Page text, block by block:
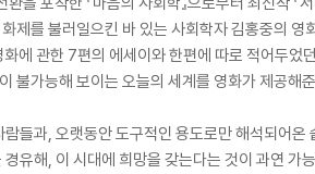
를 불러일으킨 바 있는 사회학자 김홍중의 영
화에 관한 7편의 에세이와 한편에 따로 적어두
불가능해 보이는 오늘의 세계를 영화가 제공해
들과, 오랫동안 도구적인 용도로만 해석되어
유해, 이 시대에 희망을 갖는다는 것이 과연